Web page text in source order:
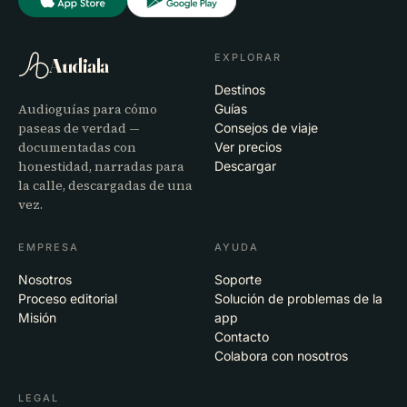
Audiala
Audioguías para cómo
paseas de verdad —
documentadas con
honestidad, narradas para
la calle, descargadas de una
vez.
EXPLORAR
Destinos
Guías
Consejos de viaje
Ver precios
Descargar
EMPRESA
Nosotros
Proceso editorial
Misión
AYUDA
Soporte
Solución de problemas de la
app
Contacto
Colabora con nosotros
LEGAL